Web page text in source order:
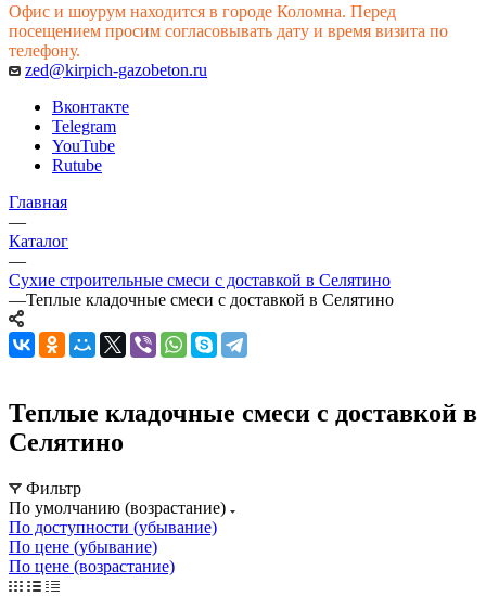
Офис и шоурум находится в городе Коломна. Перед
посещением просим согласовывать дату и время визита по
телефону.
zed@kirpich-gazobeton.ru
Вконтакте
Telegram
YouTube
Rutube
Главная
—
Каталог
—
Сухие строительные смеси с доставкой в Селятино
—Теплые кладочные смеси с доставкой в Селятино
Теплые кладочные смеси с доставкой в
Селятино
Фильтр
По умолчанию (возрастание)
По доступности (убывание)
По цене (убывание)
По цене (возрастание)